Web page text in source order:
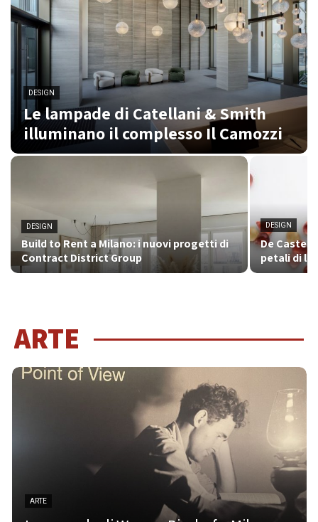
DESIGN
Le lampade di Catellani & Smith
illuminano il complesso Il Camozzi
DESIGN
Build to Rent a Milano: i nuovi progetti di
Contract District Group
DESIGN
De
petali di
ARTE
ARTE